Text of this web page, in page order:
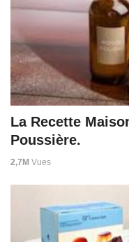
La Recette
Poussière.
2,7M Vues